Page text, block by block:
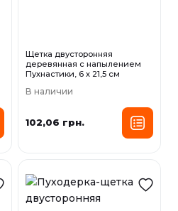
Щетка двусторонняя
деревянная с напылением
Пухнастики, 6 х 21,5 см
В наличии
102,06 грн.